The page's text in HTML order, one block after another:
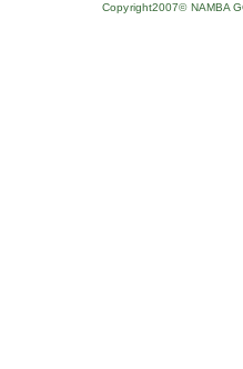
Copyright2007© NAMBA